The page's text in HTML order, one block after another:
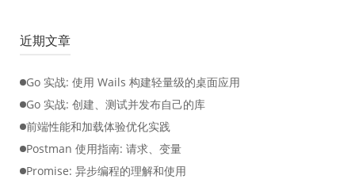
近期文章
Go 实战: 使用 Wails 构建轻量级的桌面应用
Go 实战: 创建、测试并发布自己的库
前端性能和加载体验优化实践
Postman 使用指南: 请求、变量
Promise: 异步编程的理解和使用